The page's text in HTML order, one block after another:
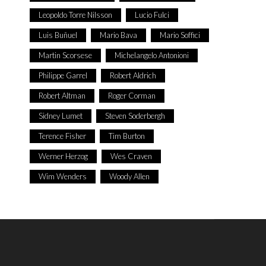
Leopoldo Torre Nilsson Lucio Fulci
Luis Buñuel Mario Bava Mario Soffici
Martin Scorsese Michelangelo Antonioni
Philippe Garrel Robert Aldrich
Robert Altman Roger Corman
Sidney Lumet Steven Soderbergh
Terence Fisher Tim Burton
Werner Herzog Wes Craven
Wim Wenders Woody Allen